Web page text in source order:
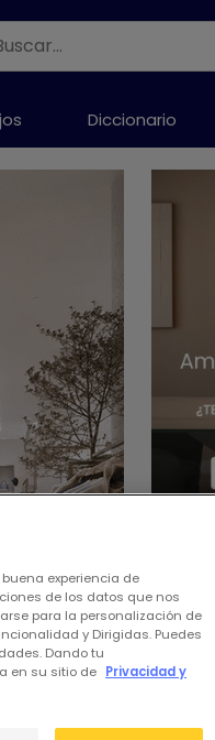
Diccionario
experiencia de
de los datos que nos
para la personalización de
y Dirigidas. Puedes
Dando tu
en su sitio de Privacidad y